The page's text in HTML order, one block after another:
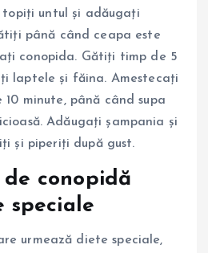
topiți untul și adăugați
până când ceapa este
conopida. Gătiți timp de 5
laptele și făina. Amestecați
minute, până când supa
Adăugați șampania și
și piperiți după gust.
conopidă
speciale
urmează diete speciale,